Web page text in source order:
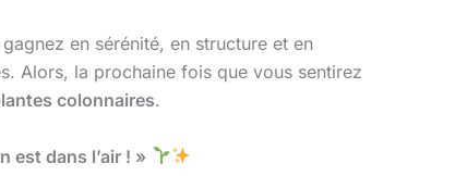
en sérénité, en structure et en
Alors, la prochaine fois que vous sentirez
colonnaires.
est dans l’air ! »